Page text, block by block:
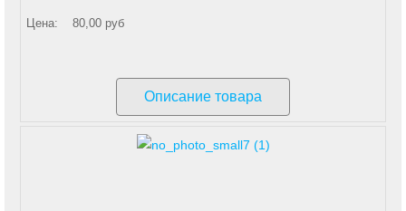
Цена: 80,00 руб
Описание товара